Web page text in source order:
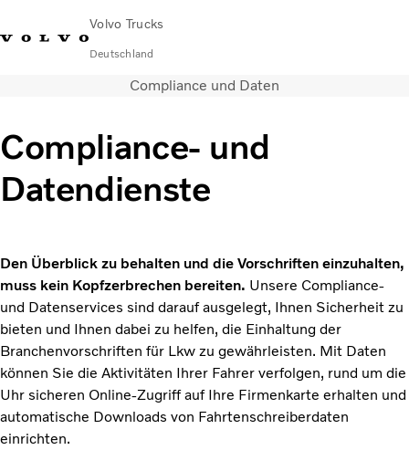
Volvo Trucks
Deutschland
EinloggenLkw-KonfiguratorDeutschland
Lkw
Transportlösungen
Services
Über uns
Karriere
Technisches
Compliance und Daten
Compliance- und
Datendienste
Den Überblick zu behalten und die Vorschriften einzuhalten,
muss kein Kopfzerbrechen bereiten. Unsere Compliance-
und Datenservices sind darauf ausgelegt, Ihnen Sicherheit zu
bieten und Ihnen dabei zu helfen, die Einhaltung der
Branchenvorschriften für Lkw zu gewährleisten. Mit Daten
können Sie die Aktivitäten Ihrer Fahrer verfolgen, rund um die
Uhr sicheren Online-Zugriff auf Ihre Firmenkarte erhalten und
automatische Downloads von Fahrtenschreiberdaten
einrichten.